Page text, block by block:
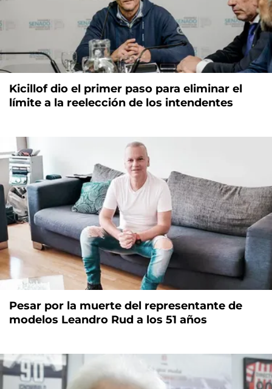
Kicillof dio el primer paso para eliminar el
límite a la reelección de los intendentes
Pesar por la muerte del representante de
modelos Leandro Rud a los 51 años